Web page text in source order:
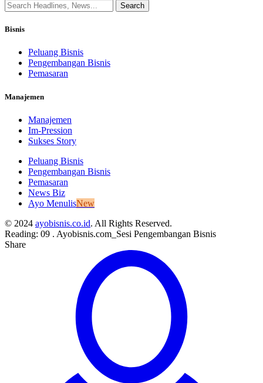
Bisnis
Peluang Bisnis
Pengembangan Bisnis
Pemasaran
Manajemen
Manajemen
Im-Pression
Sukses Story
Peluang Bisnis
Pengembangan Bisnis
Pemasaran
News Biz
Ayo MenulisNew
© 2024 ayobisnis.co.id. All Rights Reserved.
Reading: 09 . Ayobisnis.com_Sesi Pengembangan Bisnis
Share